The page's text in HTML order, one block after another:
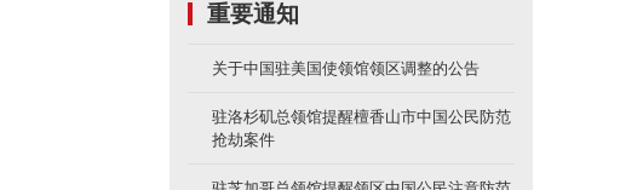
重要通知
关于中国驻美国使领馆领区调整的公告
驻洛杉矶总领馆提醒檀香山市中国公民防范
抢劫案件